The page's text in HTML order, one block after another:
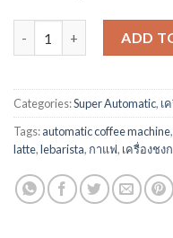
เครื่องชงกาแฟสด LeADD
Categories:Super Automatic, เ
Tags:automatic coffee machine,
latte,lebarista, กาแฟ, เครื่องชง